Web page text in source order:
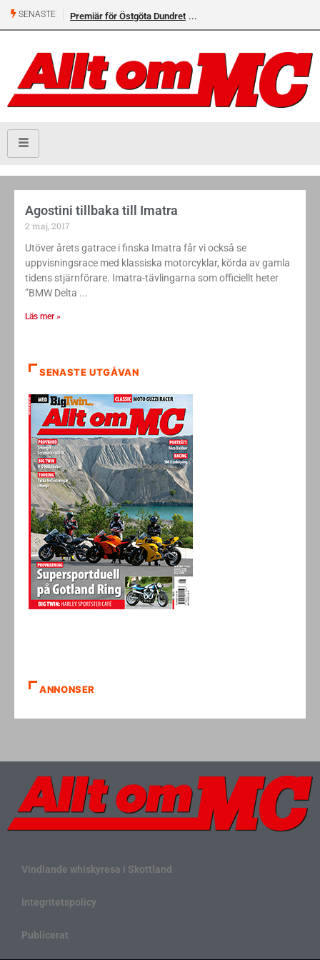
SENASTE Premiär för Östgöta Dundret
Agostini tillbaka till Imatra
2 maj, 2017
Utöver årets gatrace i finska Imatra får vi också se
uppvisningsrace med klassiska motorcyklar, körda av gamla
tidens stjärnförare. Imatra-tävlingarna som officiellt heter
”BMW Delta
Läs mer »
SENASTE UTGÅVAN
ANNONSER
Vindlande whiskyresa i Skottland
Integritetspolicy
Publicerat